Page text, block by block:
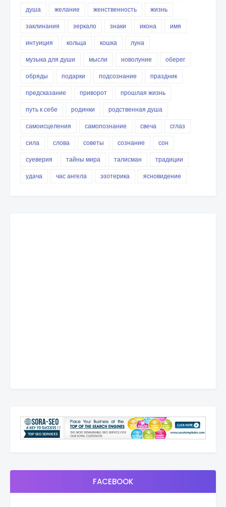
душа
желание женственность
жизнь
заклинания
зеркало знаки икона
имя
интуиция
кольца кошка
луна
музыка для души
мысли новолуние
оберег
обряды
подарки подсознание
праздник
предсказание
приворот
прошлая жизнь
путь к себе
родинки
родственная душа
самоисцеления
самопознание свеча
сглаз
сила
слова советы сознание
сон
суеверия
тайны мира талисман
традиции
удача
час ангела эзотерика ясновидение
FACEBOOK